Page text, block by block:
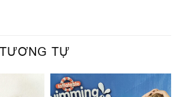
TỰ